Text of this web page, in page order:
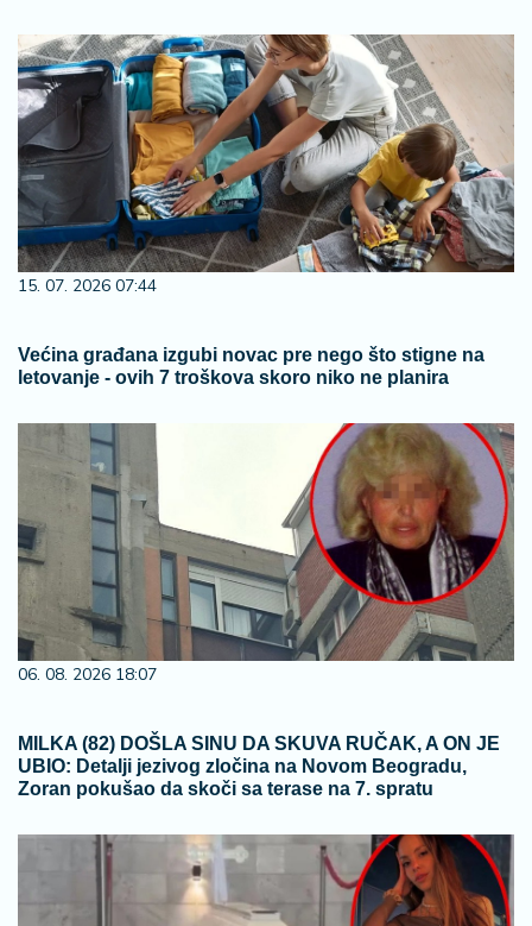
15. 07. 2026 07:44
Većina građana izgubi novac pre nego što stigne na
letovanje - ovih 7 troškova skoro niko ne planira
06. 08. 2026 18:07
MILKA (82) DOŠLA SINU DA SKUVA RUČAK, A ON JE
UBIO: Detalji jezivog zločina na Novom Beogradu,
Zoran pokušao da skoči sa terase na 7. spratu